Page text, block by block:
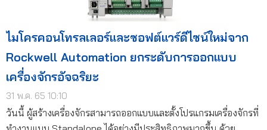
ไมโครคอนโทรลเลอร์และซอฟต์แวร์ดีไซน์ใหม่จาก
Rockwell Automation ยกระดับการออกแบบ
เครื่องจักรอัจฉริยะ
31 พ.ค. 65 10:10
วันนี้ ผู้สร้างเครื่องจักรสามารถออกแบบและตั้งโปรแกรมเครื่องจักรที่